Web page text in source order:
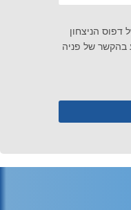
דפוס הניצחון
בהקשר של פניה